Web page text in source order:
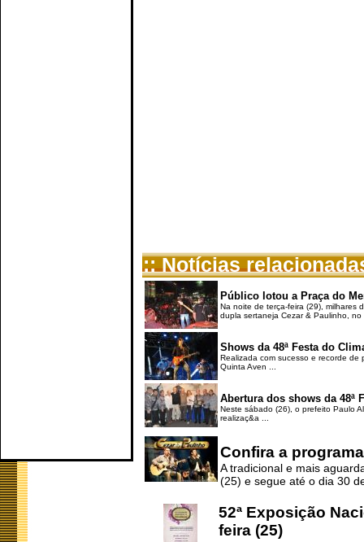
:: Notícias
Público lotou a Praça do
Na noite de terça-feira (29), milhares
dupla sertaneja Cezar & Paulinho, no
Shows da 48ª Festa do
Realizada com sucesso e recorde de
Quinta Aven ...
Abertura dos shows da 48ª
Neste sábado (26), o prefeito Paulo
realizaç&a ...
Confira a
A tradicional e mais
(25) e segue até o dia 30
52ª Exposição
feira (25)